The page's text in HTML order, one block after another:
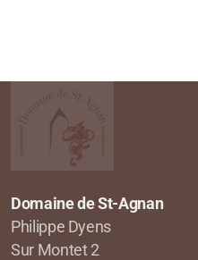
Domaine de St-Agnan
Philippe Dyens
Sur Montet 2